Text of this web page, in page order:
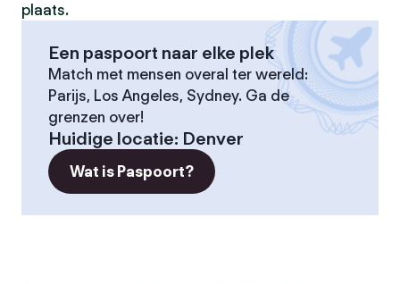
plaats.
Een paspoort naar elke plek
Match met mensen overal ter wereld:
Parijs, Los Angeles, Sydney. Ga de
grenzen over!
Huidige locatie: Denver
Wat is Paspoort?